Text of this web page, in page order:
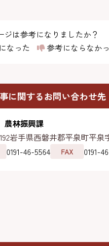
ジは参考になりましたか？
なった
参考にならなか
に関するお問い合わせ先
林振興課
岩手県西磐井郡平泉町平泉
0191-46-5564 FAX 0191-